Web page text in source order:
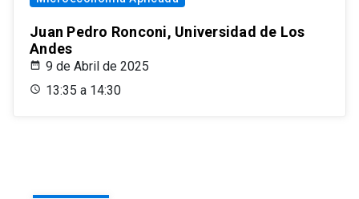
Juan Pedro Ronconi, Universidad de Los
Andes
9 de Abril de 2025
13:35 a 14:30